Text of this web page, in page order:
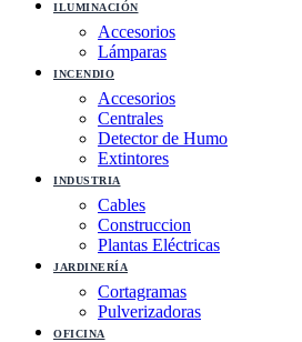
ILUMINACIÓN
Accesorios
Lámparas
INCENDIO
Accesorios
Centrales
Detector de Humo
Extintores
INDUSTRIA
Cables
Construccion
Plantas Eléctricas
JARDINERÍA
Cortagramas
Pulverizadoras
OFICINA